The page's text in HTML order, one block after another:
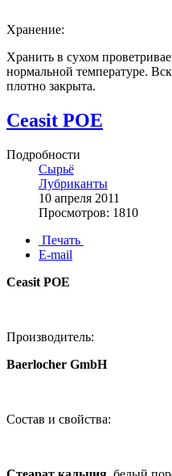
Хранение:
Хранить в сухом
нормальной температуре.
плотно закрыта.
Ceasit POE
Подробности
Сырьё
Лубриканты
10 апреля 2011
Просмотров: 1810
Печать
E-mail
Ceasit POE
Производитель:
Baerlocher GmbH
Состав и свойства: